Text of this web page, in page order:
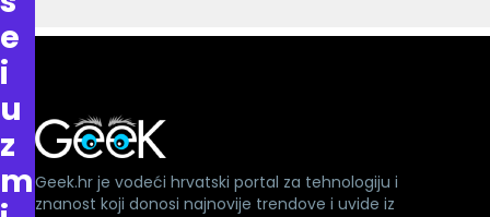
e
i
u
z
mGeek.hr je vodeći hrvatski portal za tehnologiju i
znanost koji donosi najnovije trendove i uvide iz